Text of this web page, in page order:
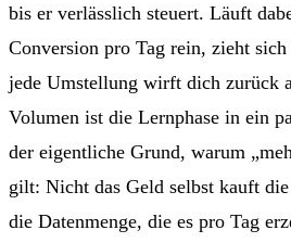
bis er verlässlich steuert. Läuft
Conversion pro Tag rein, zieht
jede Umstellung wirft dich zurück
Volumen ist die Lernphase in ein
der eigentliche Grund, warum
gilt: Nicht das Geld selbst kauft die
die Datenmenge, die es pro Tag